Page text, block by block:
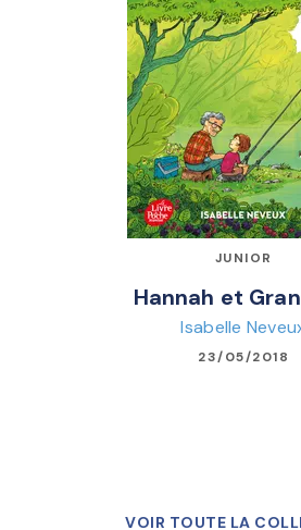
JUNIOR
Hannah et
Isabelle
23/05/2018
VOIR TOUTE LA